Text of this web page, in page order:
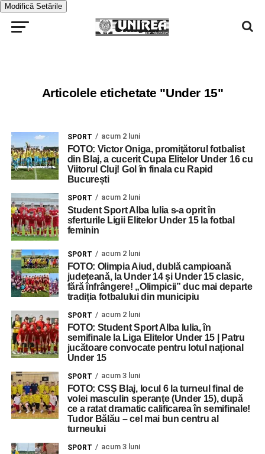
Modifică Setările
Articolele etichetate "Under 15"
SPORT acum 2 luni
FOTO: Victor Oniga, promițătorul fotbalist
din Blaj, a cucerit Cupa Elitelor Under 16 cu
Viitorul Cluj! Gol în finala cu Rapid
București
SPORT acum 2 luni
Student Sport Alba Iulia s-a oprit în
sferturile Ligii Elitelor Under 15 la fotbal
feminin
SPORT acum 2 luni
FOTO: Olimpia Aiud, dublă campioană
județeană, la Under 14 și Under 15 clasic,
fără înfrângere! „Olimpicii” duc mai departe
tradiția fotbalului din municipiu
SPORT acum 2 luni
FOTO: Student Sport Alba Iulia, în
semifinale la Liga Elitelor Under 15 | Patru
jucătoare convocate pentru lotul național
Under 15
SPORT acum 3 luni
FOTO: CSȘ Blaj, locul 6 la turneul final de
volei masculin speranțe (Under 15), după
ce a ratat dramatic calificarea în semifinale!
Tudor Bălău – cel mai bun centru al
turneului
SPORT acum 3 luni